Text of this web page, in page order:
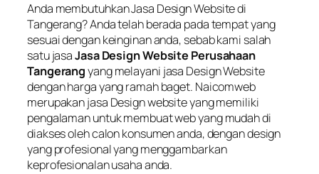
Anda membutuhkan Jasa Design Website di
Tangerang? Anda telah berada pada tempat yang
sesuai dengan keinginan anda, sebab kami salah
satu jasaJasa Design Website Perusahaan
Tangerangyang melayani jasa Design Website
dengan harga yang ramah baget. Naicomweb
merupakan jasa Design website yang memiliki
pengalaman untuk membuat web yang mudah di
diakses oleh calon konsumen anda, dengan design
yang profesional yang menggambarkan
keprofesionalan usaha anda.